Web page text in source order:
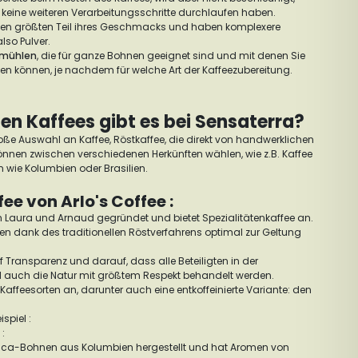
weiteren Verarbeitungsschritte durchlaufen haben.
größten Teil ihres Geschmacks und haben komplexere
Pulver.
, die für ganze Bohnen geeignet sind und mit denen Sie
können, je nachdem für welche Art der Kaffeezubereitung.
Kaffees gibt es bei Sensaterra?
Auswahl an Kaffee, Röstkaffee, die direkt von handwerklichen
zwischen verschiedenen Herkünften wählen, wie z.B. Kaffee
Kolumbien oder Brasilien.
von Arlo's Coffee :
Laura und Arnaud gegründet und bietet Spezialitätenkaffee an.
dank des traditionellen Röstverfahrens optimal zur Geltung
Transparenz und darauf, dass alle Beteiligten in der
auch die Natur mit größtem Respekt behandelt werden.
an, darunter auch eine entkoffeinierte Variante: den
:
Bohnen aus Kolumbien hergestellt und hat Aromen von